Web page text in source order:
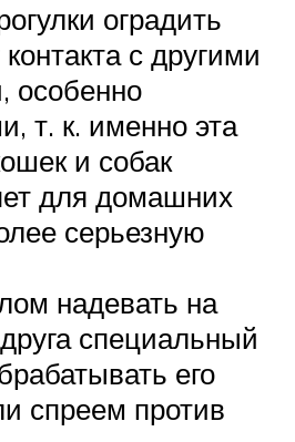
оградить
с другими
особенно
т. к. именно эта
и собак
для домашних
серьезную
надевать на
специальный
его
спреем против